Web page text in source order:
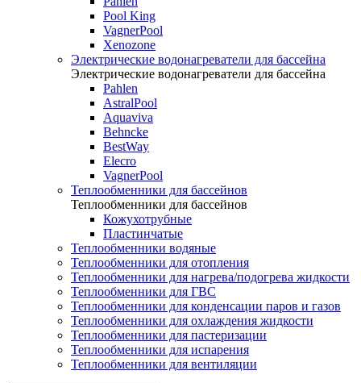
Pool King
VagnerPool
Xenozone
Электрические водонагреватели для бассейна
Электрические водонагреватели для бассейна
Pahlen
AstralPool
Aquaviva
Behncke
BestWay
Elecro
VagnerPool
Теплообменники для бассейнов
Теплообменники для бассейнов
Кожухотрубные
Пластинчатые
Теплообменники водяные
Теплообменники для отопления
Теплообменники для нагрева/подогрева жидкости
Теплообменники для ГВС
Теплообменники для конденсации паров и газов
Теплообменники для охлаждения жидкости
Теплообменники для пастеризации
Теплообменники для испарения
Теплообменники для вентиляции